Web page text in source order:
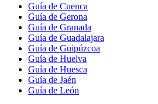
Guía de Cuenca
Guía de Gerona
Guía de Granada
Guía de Guadalajara
Guía de Guipúzcoa
Guía de Huelva
Guía de Huesca
Guía de Jaén
Guía de León